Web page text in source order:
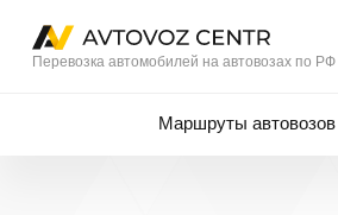
Перевозка автомобилей на автовозах по
Маршруты автовозов